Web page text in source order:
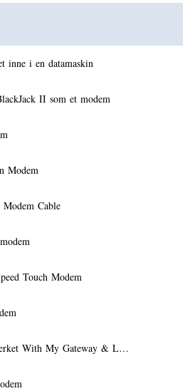
inne i en datamaskin
II som et modem
Modem
Cable
​​Touch Modem
With My Gateway & L…